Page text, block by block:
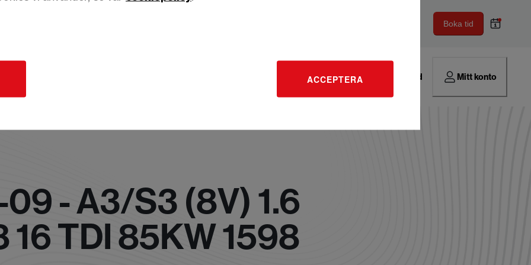
ACCEPTERA
Boka tid
Hitta verkstad Mitt konto
- A3/S3 (8V) 1.6
TDI 85KW 1598